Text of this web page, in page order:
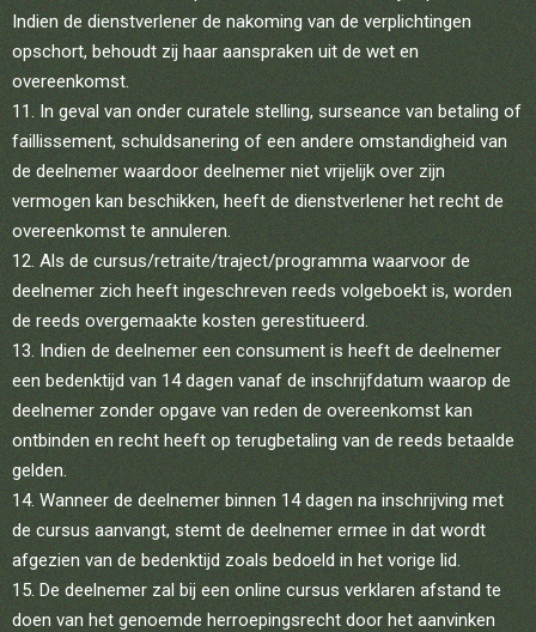
Indien de dienstverlener de nakoming van de verplichtingen
opschort, behoudt zij haar aanspraken uit de wet en
overeenkomst.
In geval van onder curatele stelling, surseance van betaling of
faillissement, schuldsanering of een andere omstandigheid van
de deelnemer waardoor deelnemer niet vrijelijk over zijn
vermogen kan beschikken, heeft de dienstverlener het recht de
overeenkomst te annuleren.
Als de cursus/retraite/traject/programma waarvoor de
deelnemer zich heeft ingeschreven reeds volgeboekt is, worden
de reeds overgemaakte kosten gerestitueerd.
Indien de deelnemer een consument is heeft de deelnemer
een bedenktijd van 14 dagen vanaf de inschrijfdatum waarop de
deelnemer zonder opgave van reden de overeenkomst kan
ontbinden en recht heeft op terugbetaling van de reeds betaalde
gelden.
Wanneer de deelnemer binnen 14 dagen na inschrijving met
de cursus aanvangt, stemt de deelnemer ermee in dat wordt
afgezien van de bedenktijd zoals bedoeld in het vorige lid.
De deelnemer zal bij een online cursus verklaren afstand te
doen van het genoemde herroepingsrecht door het aanvinken